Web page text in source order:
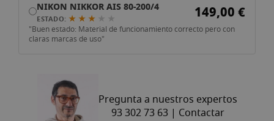
NIKON NIKKOR AIS 80-200/4
ESTADO: ★ ★ ★ ★ ★ 149,00 €
"Buen estado: Material de funcionamiento correcto pero con
claras marcas de uso"
Pregunta a nuestros expertos
93 302 73 63 | Contactar